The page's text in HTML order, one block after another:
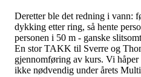
Deretter ble det redning i vann:
dykking etter ring, så hente
personen i 50 m - ganske
En stor TAKK til Sverre og
gjennomføring av kurs. Vi
ikke nødvendig under årets